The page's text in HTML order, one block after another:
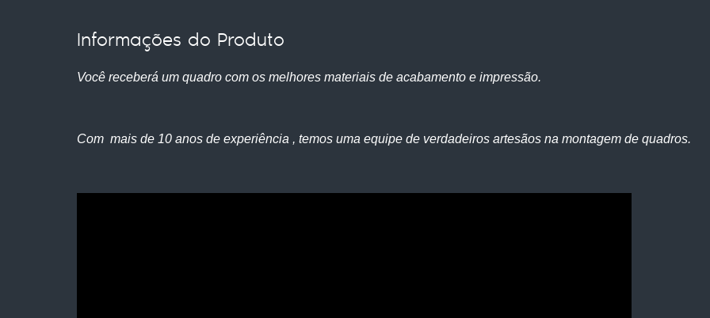
Informações do Produto
Você receberá um quadro com os melhores materiais de acabamento e impressão.
Com mais de 10 anos de experiência , temos uma equipe de verdadeiros artesãos na montagem de quadros.